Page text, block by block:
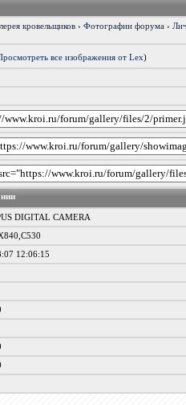
кровельщиков› Фотографии форума›
все изображения от Lex)
DIGITAL CAMERA
12:06:15